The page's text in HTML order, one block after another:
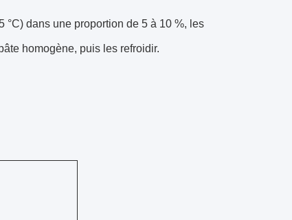
°C) dans une proportion de 5 à 10 %, les
homogène, puis les refroidir.